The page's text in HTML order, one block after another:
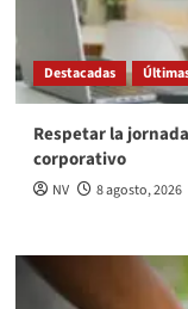
Destacadas
Respetar la
corporativo
NV 8 agosto, 2026